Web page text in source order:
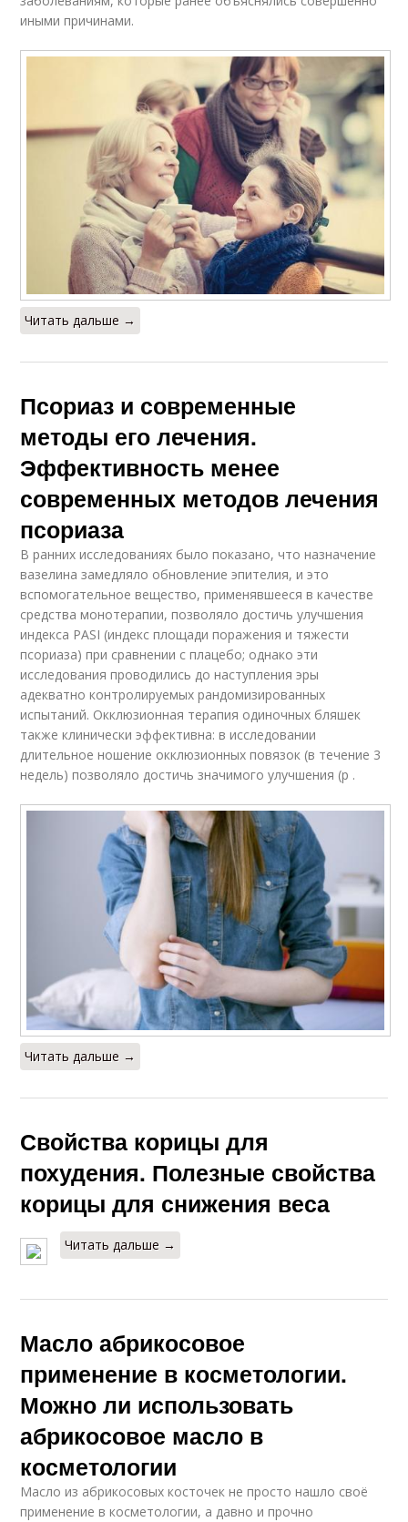
иными причинами.
Читать дальше →
Псориаз и современные
методы его лечения.
Эффективность менее
современных методов лечения
псориаза
В ранних исследованиях было показано, что назначение
вазелина замедляло обновление эпителия, и это
вспомогательное вещество, применявшееся в качестве
средства монотерапии, позволяло достичь улучшения
индекса PASI (индекс площади поражения и тяжести
псориаза) при сравнении с плацебо; однако эти
исследования проводились до наступления эры
адекватно контролируемых рандомизированных
испытаний. Окклюзионная терапия одиночных бляшек
также клинически эффективна: в исследовании
длительное ношение окклюзионных повязок (в течение 3
недель) позволяло достичь значимого улучшения (p .
Читать дальше →
Свойства корицы для
похудения. Полезные свойства
корицы для снижения веса
Читать дальше →
Масло абрикосовое
применение в косметологии.
Можно ли использовать
абрикосовое масло в
косметологии
Масло из абрикосовых косточек не просто нашло своё
применение в косметологии, а давно и прочно